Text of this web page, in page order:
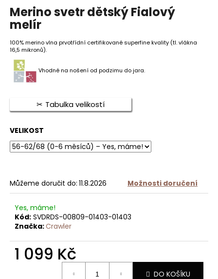
produktu
je
5,0
z
5
hvězdiček.
Merino svetr dětský Fialový
melír
100% merino vlna prvotřídní certifikované superfine kvality (tl. vlákna
16,5 mikronů).
Vhodné na nošení od podzimu do jara.
Tabulka velikostí
VELIKOST
Můžeme doručit do: 11.8.2026 Možnosti doručení
Yes, máme!
Kód: SVDRDS-00809-01403-01403
Značka:Crawler
1 099 Kč
DO KOŠÍKU
o
r
č
u
j
e
MERINO
TRIČKO
KRÁTKÝ
TENKÉ
ANTRACITOVÁ